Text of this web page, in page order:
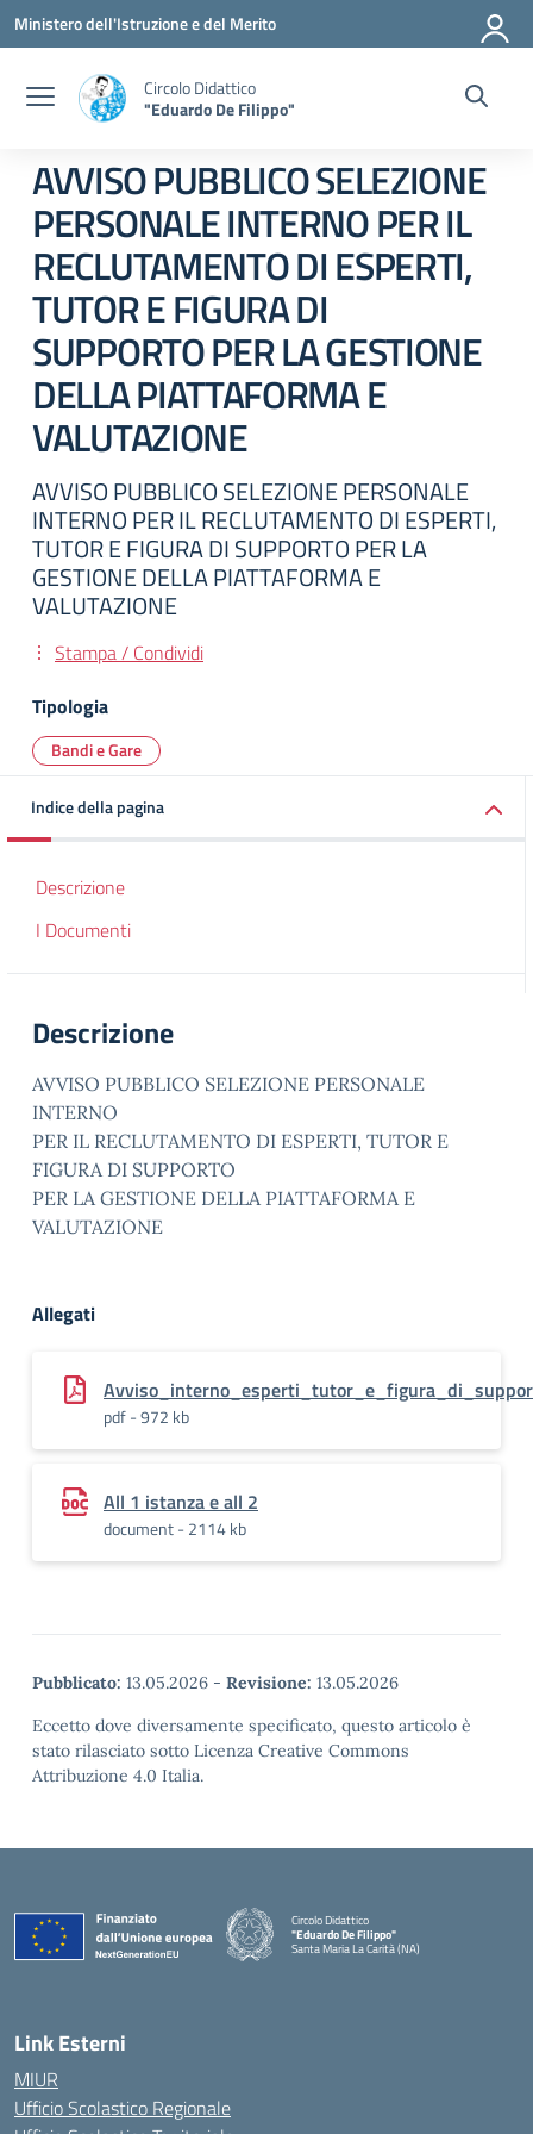
Vai ai contenuti
Vai al menu di navigazione
Vai al footer
Ministero dell'Istruzione e del Merito
Circolo Didattico
"Eduardo De Filippo"
AVVISO PUBBLICO SELEZIONE
PERSONALE INTERNO PER IL
RECLUTAMENTO DI ESPERTI,
TUTOR E FIGURA DI
SUPPORTO PER LA GESTIONE
DELLA PIATTAFORMA E
VALUTAZIONE
AVVISO PUBBLICO SELEZIONE PERSONALE
INTERNO PER IL RECLUTAMENTO DI ESPERTI,
TUTOR E FIGURA DI SUPPORTO PER LA
GESTIONE DELLA PIATTAFORMA E
VALUTAZIONE
Stampa / Condividi
Tipologia
Bandi e Gare
Indice della pagina
Descrizione
I Documenti
Descrizione
AVVISO PUBBLICO SELEZIONE PERSONALE
INTERNO
PER IL RECLUTAMENTO DI ESPERTI, TUTOR E
FIGURA DI SUPPORTO
PER LA GESTIONE DELLA PIATTAFORMA E
VALUTAZIONE
Allegati
pdf - 972 kb
All 1 istanza e all 2
document - 2114 kb
Pubblicato: 13.05.2026 - Revisione: 13.05.2026
Eccetto dove diversamente specificato, questo articolo è
stato rilasciato sotto Licenza Creative Commons
Attribuzione 4.0 Italia.
Circolo Didattico
"Eduardo De Filippo"
Santa Maria La Carità (NA)
Link Esterni
MIUR
Ufficio Scolastico Regionale